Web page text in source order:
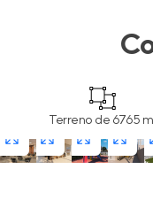
Terreno de 6765